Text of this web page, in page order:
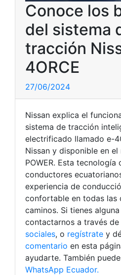
Conoce los
del sistema
tracción
4ORCE
27/06/2024
Nissan explica el
sistema de tracción
electrificado llamado e-
Nissan y disponible en
POWER. Esta tecnología
conductores
experiencia de
confortable en todas las
caminos. Si tienes
contactarnos a través de
sociales, o regístrate y
comentario en esta
ayudarte. También
WhatsApp Ecuador.